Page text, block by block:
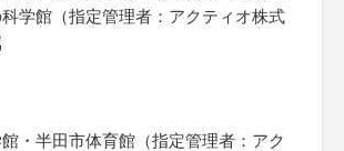
学館（指定管理者：アクティオ株式
・半田市体育館（指定管理者：アク